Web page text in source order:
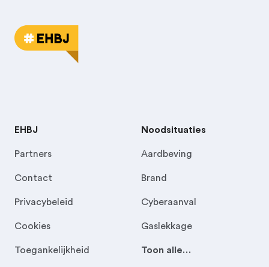
EHBJ
Partners
Contact
Privacybeleid
Cookies
Toegankelijkheid
Noodsituaties
Aardbeving
Brand
Cyberaanval
Gaslekkage
Toon alle…